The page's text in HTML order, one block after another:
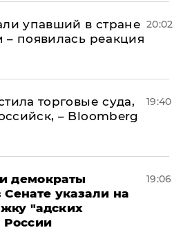
упавший в стране
появилась реакция
20:02
торговые суда,
– Bloomberg
19:40
демократы
указали на
"адских
России
19:06